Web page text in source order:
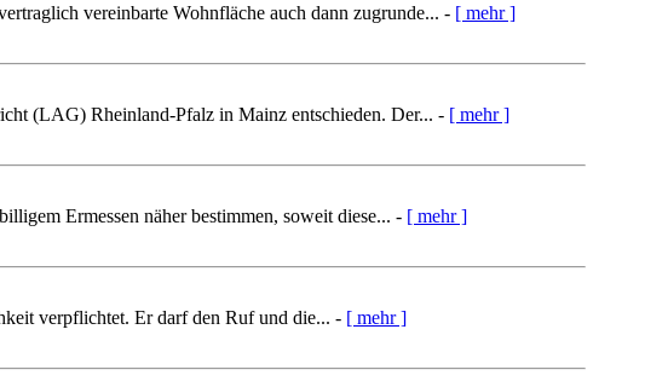
vereinbarte Wohnfläche auch dann zugrunde... - [ mehr ]
(LAG) Rheinland-Pfalz in Mainz entschieden. Der... - [ mehr ]
Ermessen näher bestimmen, soweit diese... - [ mehr ]
verpflichtet. Er darf den Ruf und die... - [ mehr ]